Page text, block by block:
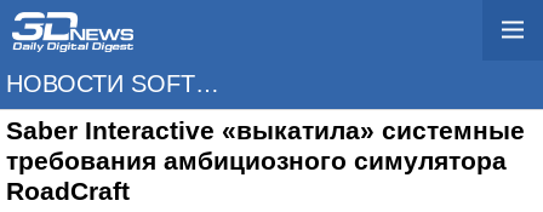
НОВОСТИ SOFTWARE
Saber Interactive «выкатила» системные
требования амбициозного симулятора
RoadCraft